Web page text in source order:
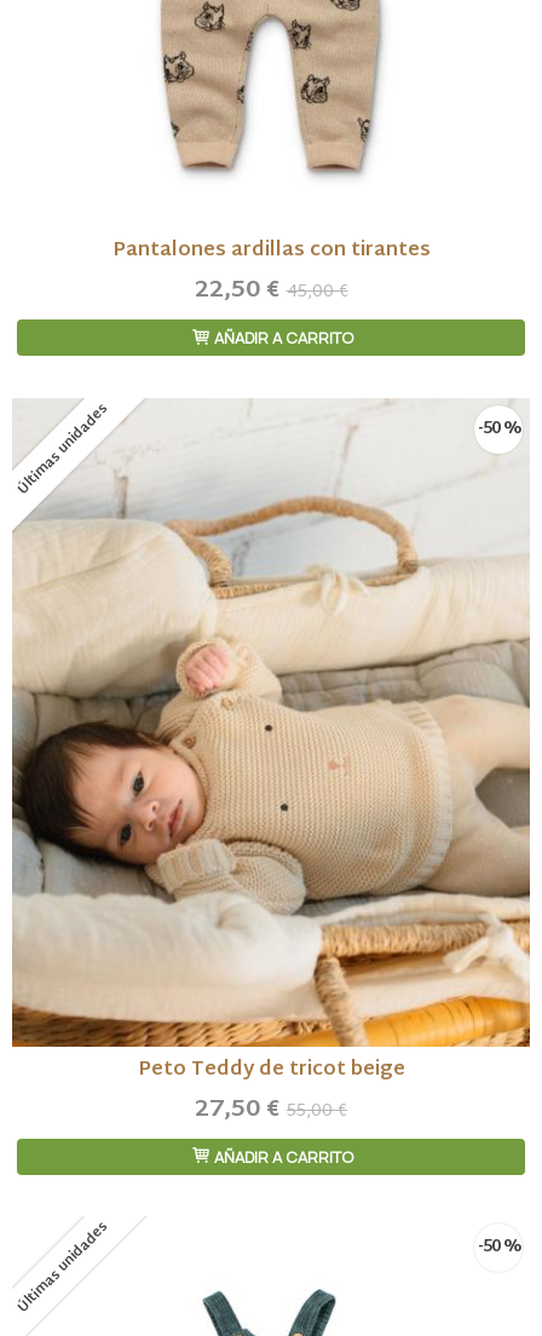
Pantalones ardillas con tirantes
22,50 €45,00 €
AÑADIR A CARRITO
Últimas unidades -50 %
Peto Teddy de tricot beige
27,50 € 55,00 €
AÑADIR A CARRITO
Últimas unidades -50 %